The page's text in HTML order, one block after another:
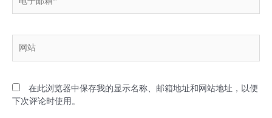
子
站
在此浏览器中保存我的显示名称、邮箱地址和网站地址，以便
下次评论时使用。